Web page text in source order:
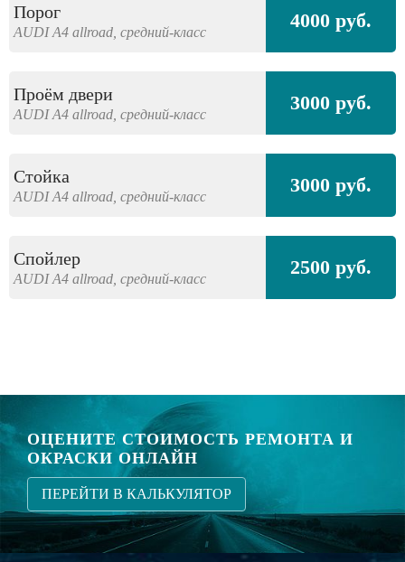
Порог
AUDIA4 allroad, средний-класс 4000 руб.
Проём двери
AUDIA4 allroad, средний-класс 3000 руб.
Стойка
AUDIA4 allroad, средний-класс 3000 руб.
Спойлер
AUDIA4 allroad, средний-класс 2500 руб.
ОЦЕНИТЕ СТОИМОСТЬ РЕМОНТА И
ОКРАСКИ ОНЛАЙН
ПЕРЕЙТИ В КАЛЬКУЛЯТОР